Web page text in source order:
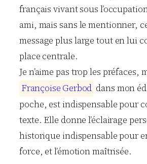
français vivant sous
ami, mais sans le mentionner,
message plus large tout en lui
place centrale.
Je n’aime pas trop les préfaces,
Françoise Gerbod dans mon
poche, est indispensable pour
texte. Elle donne l’éclairage
historique indispensable pour
force, et l’émotion maîtrisée.